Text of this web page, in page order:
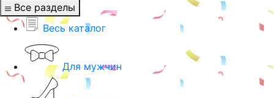
Все разделы
Весь каталог
Для мужчин